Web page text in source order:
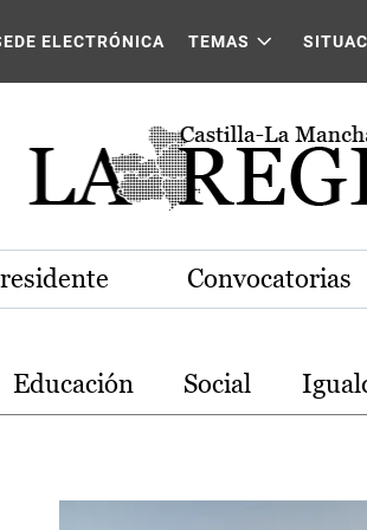
La Mancha
ELECTRÓNICA TEMAS
Convocatorias
Educación Social